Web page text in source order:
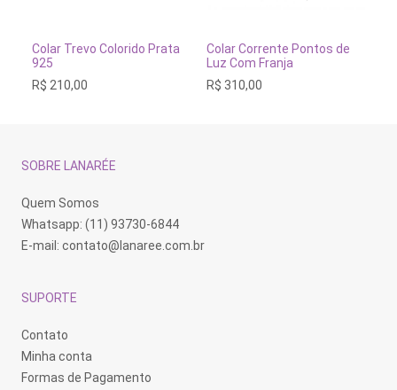
VER OPÇÕES
tem
várias
As
na
página
produto
Colar Trevo Colorido Prata
925
R$ 210,00
ADICIONAR AO
Colar Corrente Pontos de
Luz Com Franja
R$ 310,00
SOBRE LANARÉE
Quem Somos
Whatsapp: (11) 93730-6844
E-mail: contato@lanaree.com.br
SUPORTE
Contato
Minha conta
Formas de Pagamento